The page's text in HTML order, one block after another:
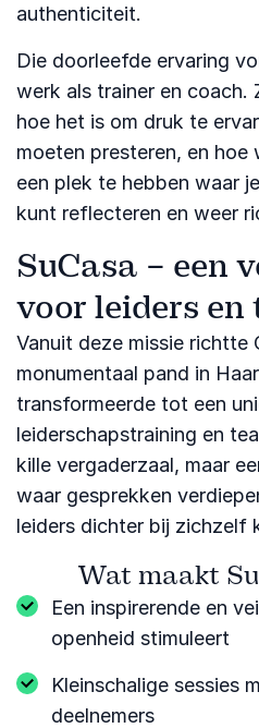
authenticiteit.
Die doorleefde ervaring
werk als trainer en coach.
hoe het is om druk te
moeten presteren, en hoe
een plek te hebben waar
kunt reflecteren en weer
SuCasa – een
voor leiders en
Vanuit deze missie richtte
monumentaal pand in
transformeerde tot een
leiderschapstraining en
kille vergaderzaal, maar
waar gesprekken
leiders dichter bij zichzelf
Wat maakt
Een inspirerende en
openheid stimuleert
Kleinschalige sessies
deelnemers